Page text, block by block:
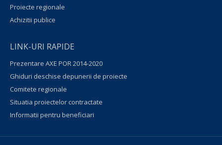
Proiecte regionale
Achizitii publice
LINK-URI RAPIDE
Prezentare AXE POR 2014-2020
Ghiduri deschise depunerii de proiecte
Comitete regionale
Situatia proiectelor contractate
Informatii pentru beneficiari